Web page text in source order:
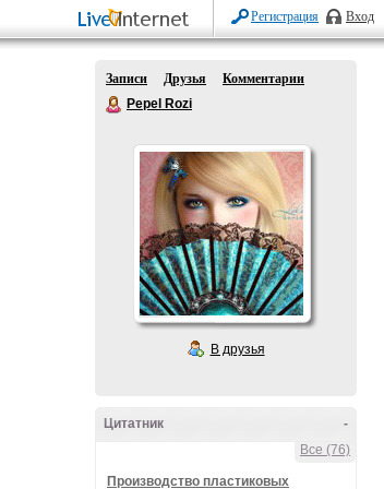
Регистрация Вход
Записи Друзья
Комментарии
Pepel Rozi
В друзья
-
Цитатник
Все (76)
Производство пластиковых